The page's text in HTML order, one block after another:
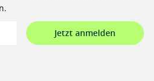
Jetzt anmelden